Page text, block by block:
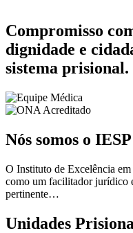
Compromisso
dignidade e
sistema prisional.
Nós somos o IESP
O Instituto de Excelência
como um facilitador jurídico
pertinente…
Unidades